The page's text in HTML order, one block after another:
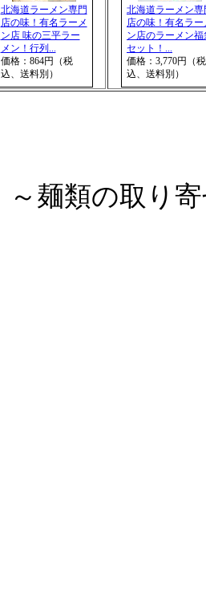
北海道ラーメン専門
店の味！有名ラーメ
ン店 味の三平ラー
メン！行列...
価格：864円（税
込、送料別）
北海道ラーメン専
店の味！有名ラー
ン店のラーメン福
セット！...
価格：3,770円（税
込、送料別）
～麺類の取り